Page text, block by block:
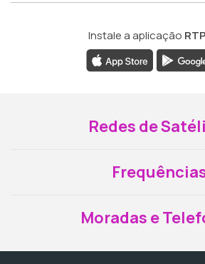
Instale a aplicação
Redes de
Moradas e